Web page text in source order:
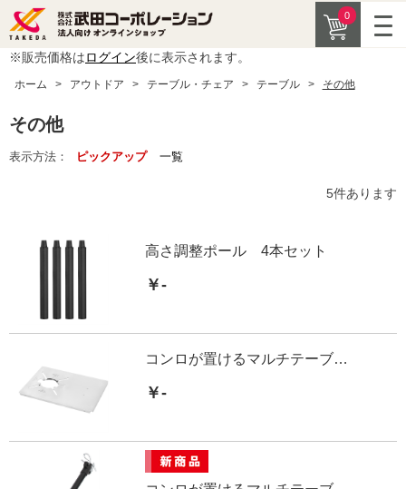
0
※販売価格はログイン後に表示されます。
ホーム > アウトドア > テーブル・チェア > テーブル > その他
その他
表示方法： ピックアップ 一覧
5件あります
高さ調整ポール 4本セット
￥-
コンロが置けるマルチテーブル用サイドテーブル専用板St.
￥-